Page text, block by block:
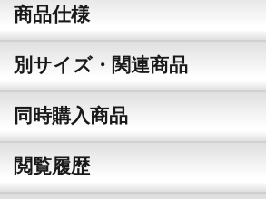
商品仕様
別サイズ・関連商品
同時購入商品
閲覧履歴